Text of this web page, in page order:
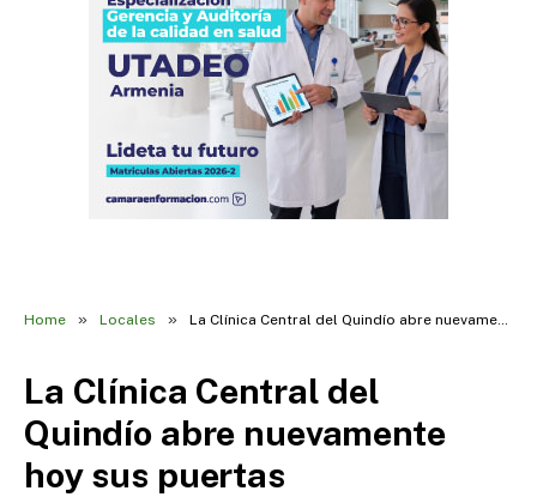
Home » Locales » La Clínica Central del Quindío abre nuevamente hoy sus puertas
La Clínica Central del
Quindío abre nuevamente
hoy sus puertas